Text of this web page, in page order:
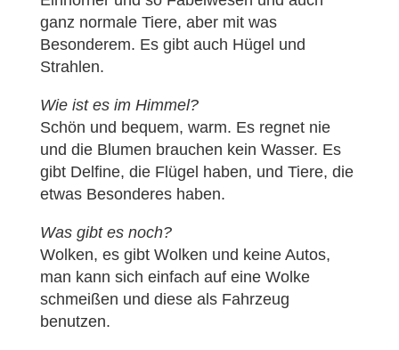
ganz normale Tiere, aber mit was
Besonderem. Es gibt auch Hügel und
Strahlen.
Wie ist es im Himmel?
Schön und bequem, warm. Es regnet nie
und die Blumen brauchen kein Wasser. Es
gibt Delfine, die Flügel haben, und Tiere, die
etwas Besonderes haben.
Was gibt es noch?
Wolken, es gibt Wolken und keine Autos,
man kann sich einfach auf eine Wolke
schmeißen und diese als Fahrzeug
benutzen.